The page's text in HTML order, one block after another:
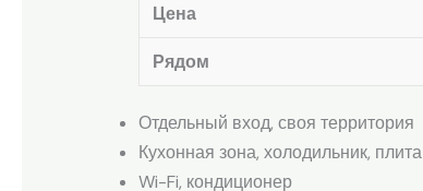
Цена
Рядом
Отдельный вход, своя территория
Кухонная зона, холодильник, плита
Wi-Fi, кондиционер